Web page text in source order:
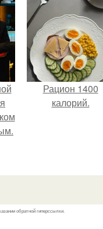
Рацион 1400
калорий.
обратной гиперссылки.